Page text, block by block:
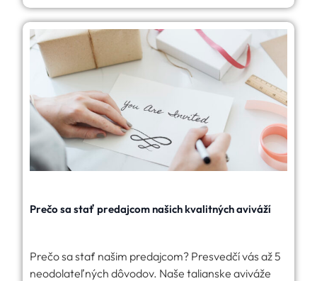
Prečo sa stať predajcom našich kvalitných aviváží
Prečo sa stať našim predajcom? Presvedčí vás až 5
neodolateľných dôvodov. Naše talianske aviváže